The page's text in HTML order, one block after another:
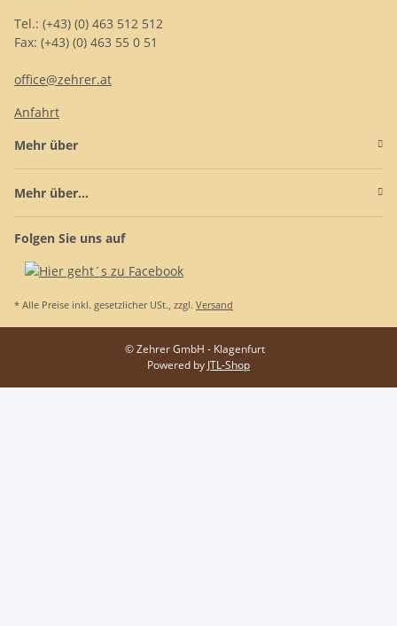
Tel.: (+43) (0) 463 512 512
Fax: (+43) (0) 463 55 0 51
office@zehrer.at
Anfahrt
Mehr über
Mehr über...
Folgen Sie uns auf
* Alle Preise inkl. gesetzlicher USt., zzgl. Versand
© Zehrer GmbH - Klagenfurt
Powered by JTL-Shop